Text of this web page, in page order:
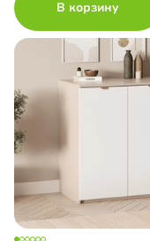
В корзину